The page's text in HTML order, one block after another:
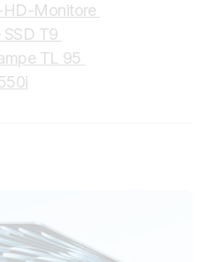
HD-Monitore
SSD T9
TL 95